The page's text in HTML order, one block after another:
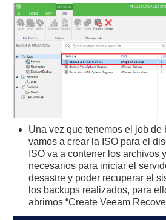
Una vez que tenemos el job de
vamos a crear la ISO para el
ISO va a contener los archivos
necesarios para iniciar el
desastre y poder recuperar el
los backups realizados, para
abrimos “Create Veeam